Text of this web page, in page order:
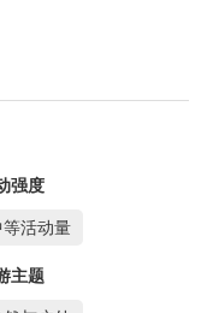
强度
等活动量
主题